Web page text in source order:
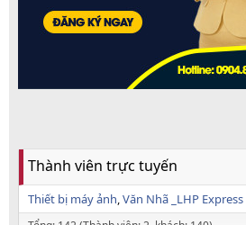
Thành viên trực tuyến
Thiết bị máy ảnh Văn Nhã _LHP Express